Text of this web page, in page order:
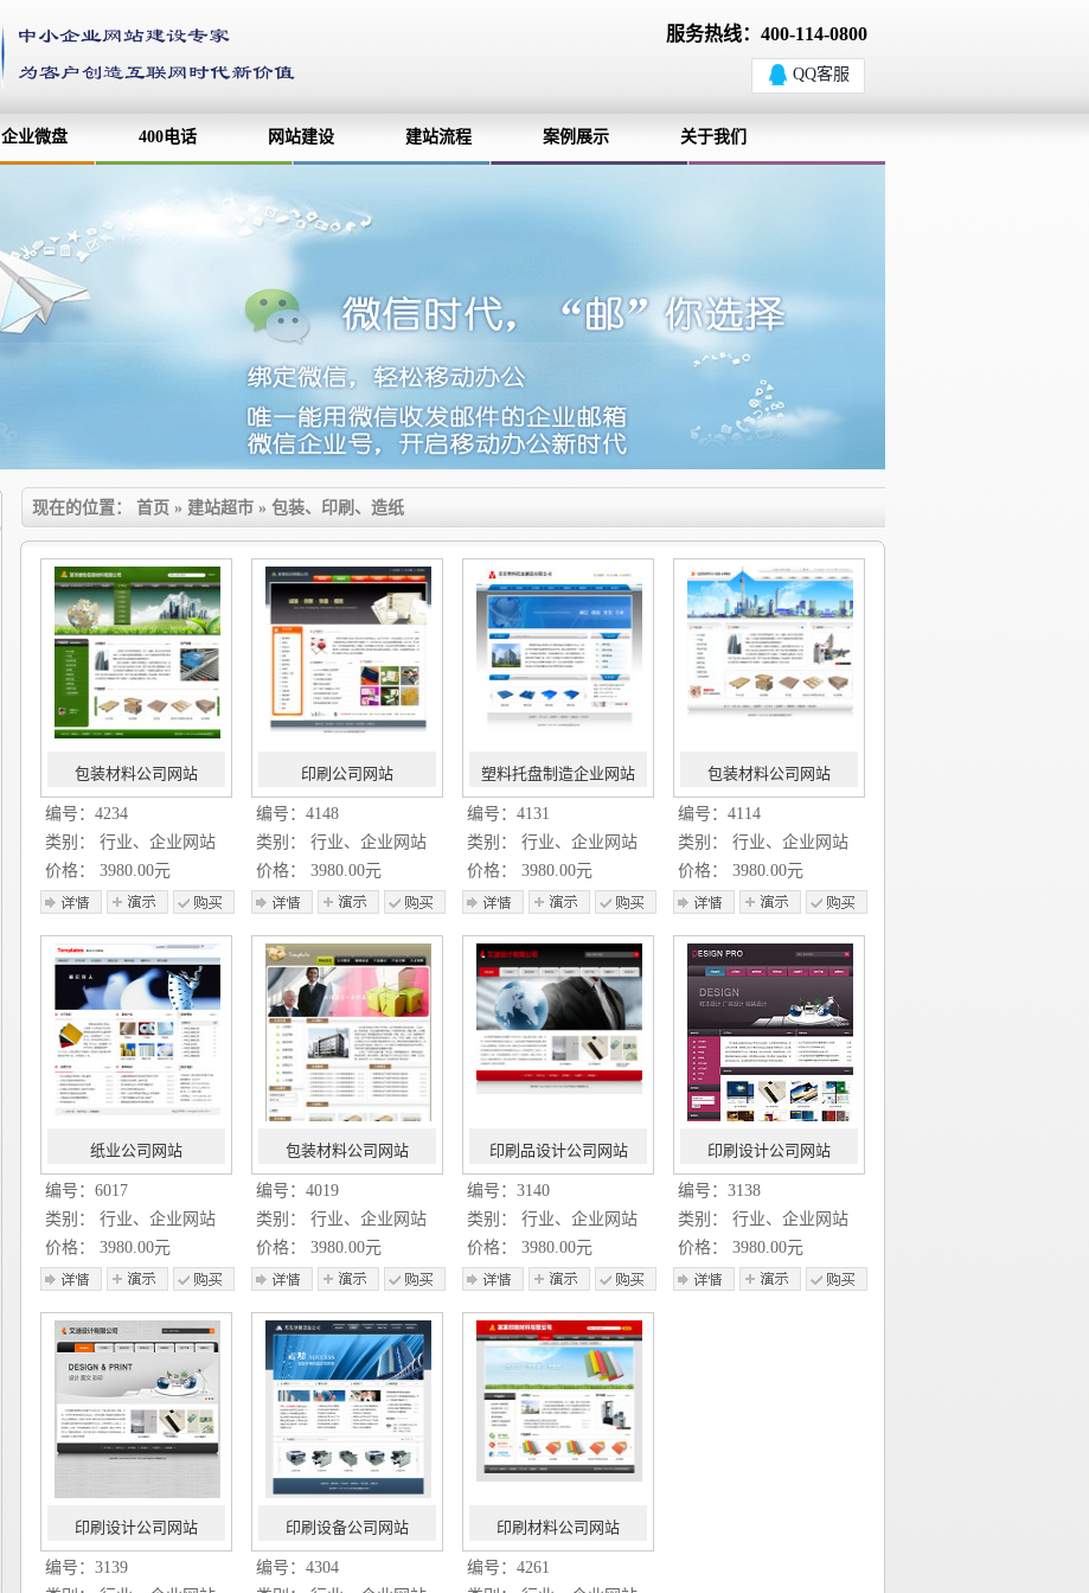
服务热线：400-114-0800
QQ客服
企业微盘 400电话 网站建设 建站流程 案例展示 关于我们
现在的位置： 首页 » 建站超市 » 包装、印刷、造纸
包装材料公司网站
编号：4234
类别： 行业、企业网站
价格： 3980.00元
印刷公司网站
编号：4148
类别： 行业、企业网站
价格： 3980.00元
塑料托盘制造企业网站
编号：4131
类别： 行业、企业网站
价格： 3980.00元
包装材料公司网站
编号：4114
类别： 行业、企业网站
价格： 3980.00元
纸业公司网站
编号：6017
类别： 行业、企业网站
价格： 3980.00元
包装材料公司网站
编号：4019
类别： 行业、企业网站
价格： 3980.00元
印刷品设计公司网站
编号：3140
类别： 行业、企业网站
价格： 3980.00元
印刷设计公司网站
编号：3138
类别： 行业、企业网站
价格： 3980.00元
印刷设计公司网站
编号：3139
印刷设备公司网站
编号：4304
印刷材料公司网站
编号：4261